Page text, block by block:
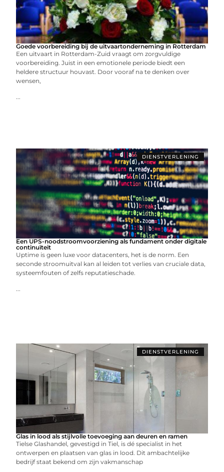
Goede voorbereiding bij de uitvaartonderneming in Rotterdam
Een uitvaart in Rotterdam-Zuid vraagt om zorgvuldige
voorbereiding. Juist in een emotionele periode biedt een
heldere structuur houvast. Door vooraf na te denken over
wensen,
...
DIENSTVERLENING
Een UPS-noodstroomvoorziening als fundament onder digitale
continuïteit
Uptime is geen luxe voor datacenters, het is de norm. Een
seconde stroomuitval kan al leiden tot verlies van cruciale data,
systeemfouten of zelfs reputatieschade.
...
DIENSTVERLENING
Glas in lood als stijlvolle toevoeging aan deuren en ramen
Tielse Glashandel, gevestigd in Tiel, is dé specialist in het
ontwerpen en plaatsen van glas in lood. Dit ambachtelijke
bedrijf staat bekend om zijn vakmanschap